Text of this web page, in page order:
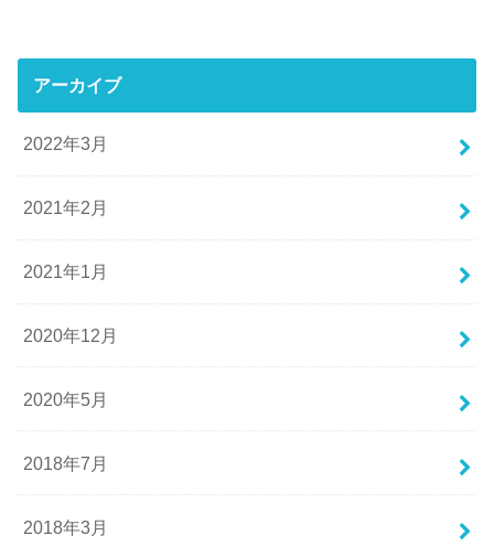
アーカイブ
2022年3月
2021年2月
2021年1月
2020年12月
2020年5月
2018年7月
2018年3月